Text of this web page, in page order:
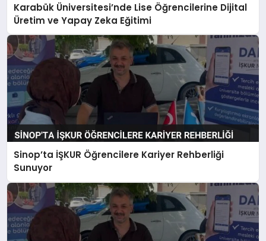
Karabük Üniversitesi’nde Lise Öğrencilerine Dijital
Üretim ve Yapay Zeka Eğitimi
Sinop’ta İŞKUR Öğrencilere Kariyer Rehberliği
Sunuyor